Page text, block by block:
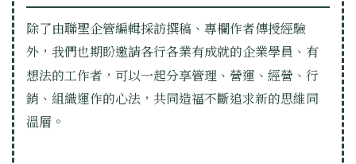
除了由聯聖企管編輯採訪撰稿、專欄作者傳授經驗
外，我們也期盼邀請各行各業有成就的企業學員、有
想法的工作者，可以一起分享管理、營運、經營、行
銷、組織運作的心法，共同造福不斷追求新的思維同
溫層。